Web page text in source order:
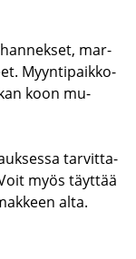
mar­
Myyn­ti­paik­ko­
koon mu­
tar­vit­ta­
myös täyt­tää
alta.